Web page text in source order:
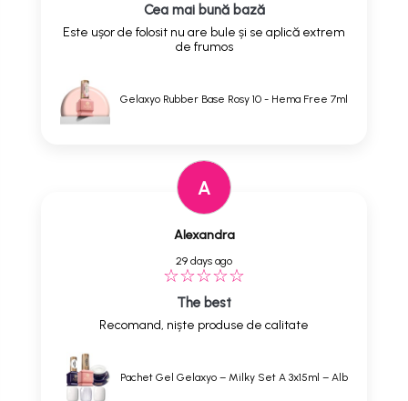
Cea mai bună bază
Este ușor de folosit nu are bule și se aplică extrem
de frumos
Gelaxyo Rubber Base Rosy 10 - Hema Free 7ml
A
Alexandra
29 days ago
The best
Recomand, niște produse de calitate
Pachet Gel Gelaxyo – Milky Set A 3x15ml – Alb